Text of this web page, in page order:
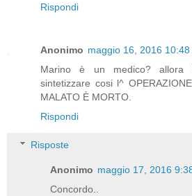
Rispondi
Anonimo maggio 16, 2016 10:48
Marino è un medico?
sintetizzare cosi l^
MALATO È MORTO.
Rispondi
Risposte
Anonimo maggio 17, 2016
Concordo..